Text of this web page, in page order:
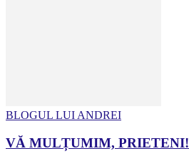
BLOGUL LUI ANDREI
VĂ MULȚUMIM, PRIETENI!